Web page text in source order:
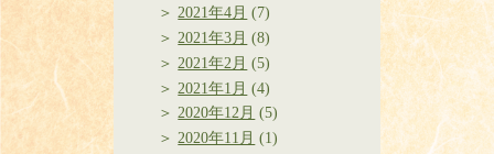
2021年4月 (7)
2021年3月 (8)
2021年2月 (5)
2021年1月 (4)
2020年12月 (5)
2020年11月 (1)